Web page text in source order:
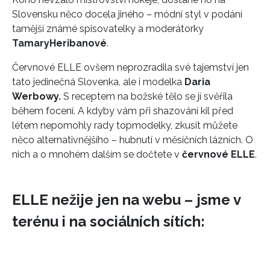
Slovensku něco docela jiného – módní styl v podání
tamější známé spisovatelky a moderátorky
TamaryHeribanové.
Červnové ELLE ovšem neprozradila své tajemství jen
tato jedinečná Slovenka, ale i modelka Daria
Werbowy. S receptem na božské tělo se jí svěřila
během focení. A kdyby vám při shazování kil před
létem nepomohly rady topmodelky, zkusit můžete
něco alternativnějšího – hubnutí v měsíčních lázních. O
nich a o mnohém dalším se dočtete v červnové ELLE.
ELLE nežije jen na webu – jsme v
terénu i na sociálních sítích: